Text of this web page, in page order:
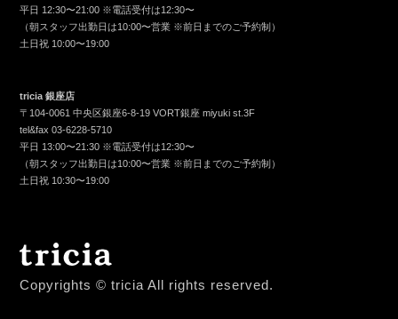
平日 12:30〜21:00 ※電話受付は12:30〜
（朝スタッフ出勤日は10:00〜営業 ※前日までのご予約制）
土日祝 10:00〜19:00
tricia 銀座店
〒104-0061 中央区銀座6-8-19 VORT銀座 miyuki st.3F
tel&fax03-6228-5710
平日 13:00〜21:30 ※電話受付は12:30〜
（朝スタッフ出勤日は10:00〜営業 ※前日までのご予約制）
土日祝 10:30〜19:00
Copyrights © tricia All rights reserved.